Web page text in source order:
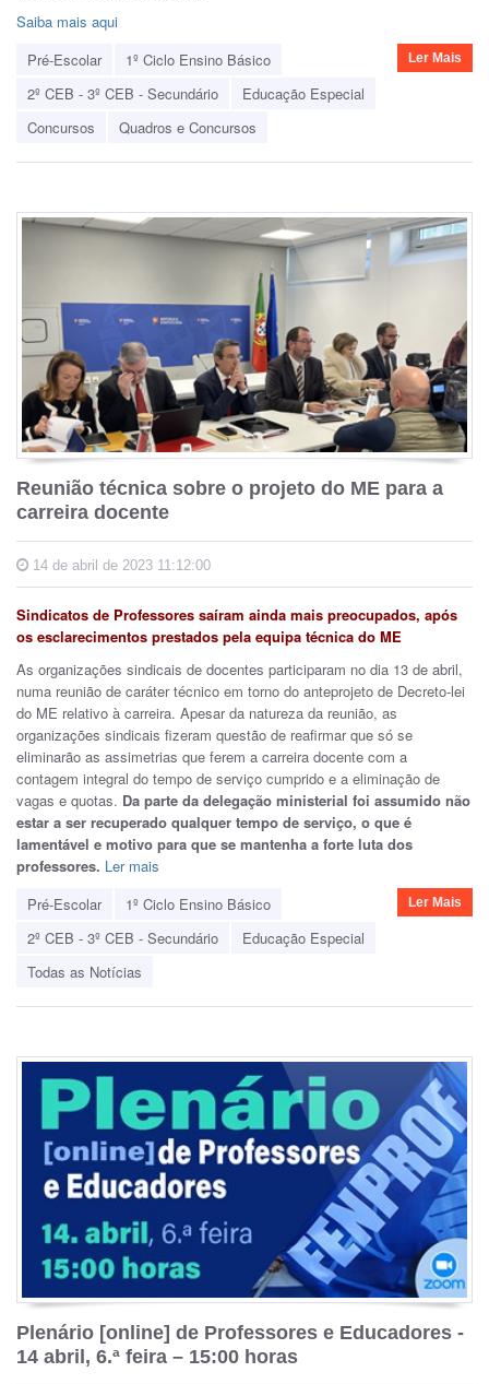
Saiba mais aqui
Pré-Escolar
1º Ciclo Ensino Básico
2º CEB - 3º CEB - Secundário
Educação Especial
Concursos
Quadros e Concursos
Ler Mais
Reunião técnica sobre o projeto do ME para a
carreira docente
14 de abril de 2023 11:12:00
Sindicatos de Professores saíram ainda mais preocupados, após
os esclarecimentos prestados pela equipa técnica do ME
As organizações sindicais de docentes participaram no dia 13 de abril,
numa reunião de caráter técnico em torno do anteprojeto de Decreto-lei
do ME relativo à carreira. Apesar da natureza da reunião, as
organizações sindicais fizeram questão de reafirmar que só se
eliminarão as assimetrias que ferem a carreira docente com a
contagem integral do tempo de serviço cumprido e a eliminação de
vagas e quotas. Da parte da delegação ministerial foi assumido não
estar a ser recuperado qualquer tempo de serviço, o que é
lamentável e motivo para que se mantenha a forte luta dos
professores. Ler mais
Pré-Escolar
1º Ciclo Ensino Básico
2º CEB - 3º CEB - Secundário
Educação Especial
Todas as Notícias
Ler Mais
Plenário [online] de Professores e Educadores -
14 abril, 6.ª feira – 15:00 horas